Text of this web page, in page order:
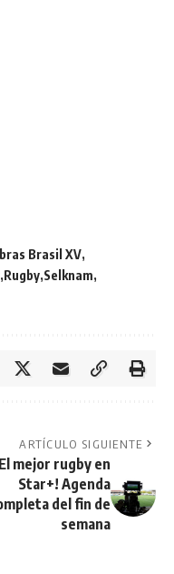
Brasil XV
Rugby Selknam
ARTÍCULO SIGUIENTE
mejor rugby en
Star+! Agenda
del fin de
semana